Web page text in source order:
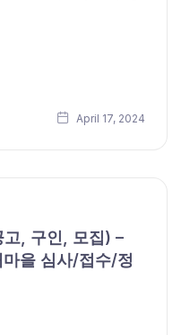
April 17, 2024
, 구인, 모집) –
을 심사/접수/정